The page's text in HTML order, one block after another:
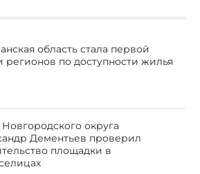
область стала первой
регионов по доступности жилья
Новгородского округа
Дементьев проверил
площадки в